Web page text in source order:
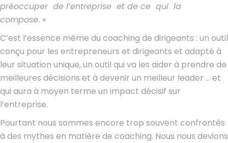
préoccuper de l’entreprise et de ce qui la
compose. »
C’est l’essence même du coaching de dirigeants : un outil
conçu pour les entrepreneurs et dirigeants et adapté à
leur situation unique, un outil qui va les aider à prendre de
meilleures décisions et à devenir un meilleur leader … et
qui aura à moyen terme un impact décisif sur
l’entreprise.
Pourtant nous sommes encore trop souvent confrontés
à des mythes en matière de coaching. Nous nous devions